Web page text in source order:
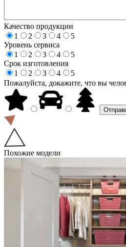
Качество продукции
1
2 3 4
5
Уровень сервиса
1
2 3 4
5
Срок изготовления
1
2 3 4
5
Пожалуйста, докажите, что вы
Похожие модели